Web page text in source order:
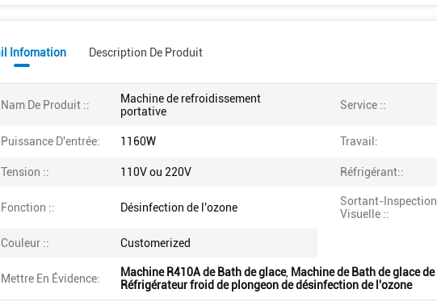
Infomation Description De Produit
Nam De Produit ::
Machine de refroidissement
portative
Service ::
Puissance D'entrée: 1160W Travail:
Tension :: 110V ou 220V Réfrigérant::
Fonction :: Désinfection de l'ozone
Sortant-Inspection
Visuelle ::
Couleur :: Customerized
Mettre En Évidence: Machine R410A de Bath de glace, Machine de Bath de glace
Réfrigérateur froid de plongeon de désinfection de l'ozone